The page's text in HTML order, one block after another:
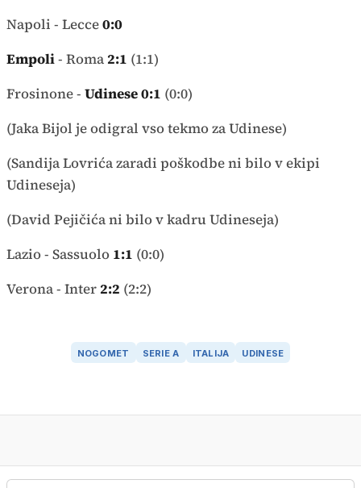
Napoli - Lecce0:0
Empoli- Roma 2:1 (1:1)
Frosinone - Udinese0:1 (0:0)
(Jaka Bijol je odigral vso tekmo za Udinese)
(Sandija Lovrića zaradi poškodbe ni bilo v ekipi
Udineseja)
(David Pejičića ni bilo v kadru Udineseja)
Lazio - Sassuolo 1:1 (0:0)
Verona - Inter 2:2 (2:2)
NOGOMET SERIE A ITALIJA UDINESE